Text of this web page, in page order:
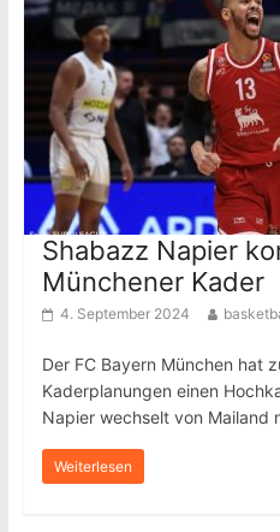
Shabazz Napier
Münchener Kader
4. September 2024
Der FC Bayern München hat
Kaderplanungen einen
Napier wechselt von Mailand
Weiterlesen